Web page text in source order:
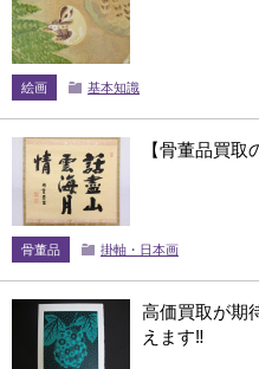
絵画 基本知識
【骨董品買
骨董品 掛軸・日本画
高価買取が期
えます‼